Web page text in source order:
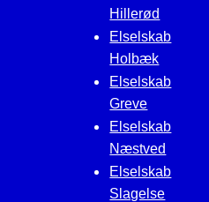
Hillerød
Elselskab
Holbæk
Elselskab
Greve
Elselskab
Næstved
Elselskab
Slagelse